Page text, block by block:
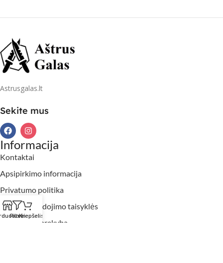
Astrusgalas.lt
Sekite mus
Informacija
Kontaktai
Apsipirkimo informacija
Privatumo politika
Slapukų naudojimo taisyklės
Didmeninė prekyba
FiltraiKrepšelis